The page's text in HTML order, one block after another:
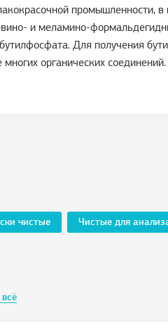
промышленности,
и меламино-
Для получения
органических соединений.
чистые Чистые для